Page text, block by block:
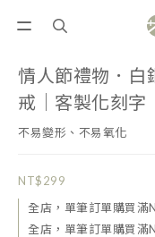
情人節禮物．白
戒｜客製化刻字
不易變形、不易氧化
NT$299
全店，單筆訂單購買
全店，單筆訂單購買